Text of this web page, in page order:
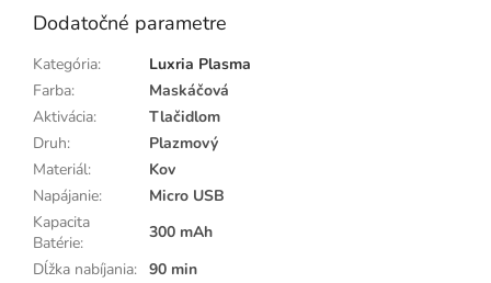
Dodatočné parametre
Kategória:
Luxria Plasma
Farba:
Maskáčová
Aktivácia:
Tlačidlom
Druh:
Plazmový
Materiál:
Kov
Napájanie:
Micro USB
Kapacita
Batérie:
300 mAh
Dĺžka nabíjania: 90 min